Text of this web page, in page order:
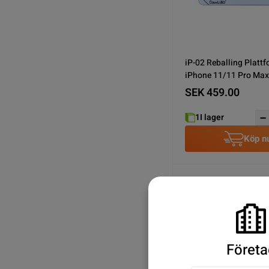
iP-02 Reballing
iPhone 11/11 Pro Max
SEK 459.00
1I lager
Köp